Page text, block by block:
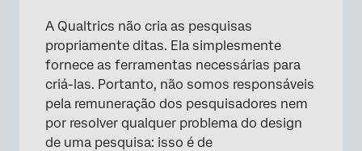
A Qualtrics não cria as pesquisas
propriamente ditas. Ela simplesmente
fornece as ferramentas necessárias para
criá-las. Portanto, não somos responsáveis
pela remuneração dos pesquisadores nem
por resolver qualquer problema do design
de uma pesquisa: isso é de